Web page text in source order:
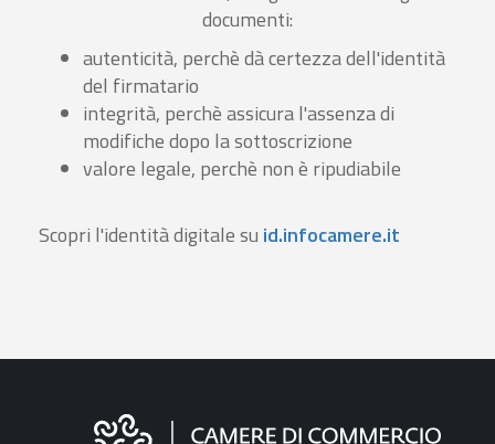
documenti:
autenticità, perchè dà certezza dell'identità
del firmatario
integrità, perchè assicura l'assenza di
modifiche dopo la sottoscrizione
valore legale, perchè non è ripudiabile
Scopri l'identità digitale su id.infocamere.it
Informazioni